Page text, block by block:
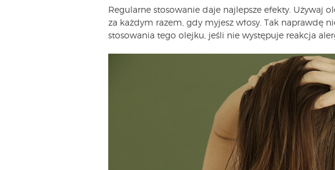
Regularne stosowanie daje najlepsze efekty. Używaj
za każdym razem, gdy myjesz włosy. Tak naprawdę
stosowania tego olejku, jeśli nie występuje reakcja